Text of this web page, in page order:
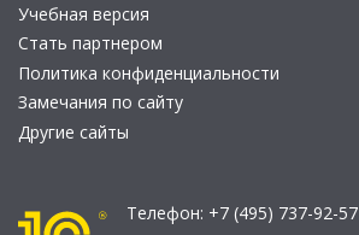
Учебная версия
Стать партнером
Политика конфиденциальности
Замечания по сайту
Другие сайты
Телефон: +7 (495) 737-92-57